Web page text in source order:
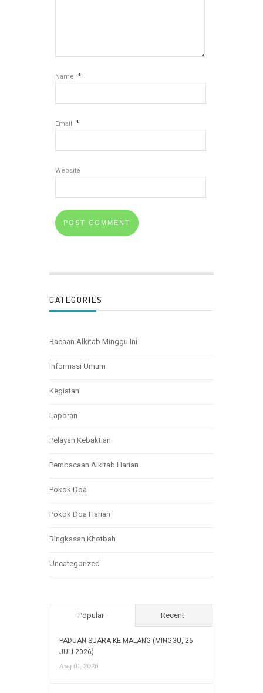
Name *
Email *
Website
CATEGORIES
Bacaan Alkitab Minggu Ini
Informasi Umum
Kegiatan
Laporan
Pelayan Kebaktian
Pembacaan Alkitab Harian
Pokok Doa
Pokok Doa Harian
Ringkasan Khotbah
Uncategorized
Popular Recent
PADUAN SUARA KE MALANG (MINGGU, 26
JULI 2026)
Aug 01, 2026